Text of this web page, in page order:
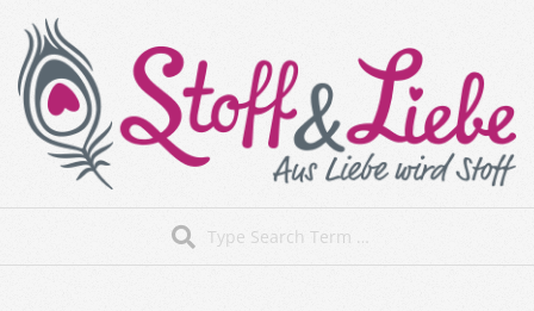
content
Stoff&Liebe